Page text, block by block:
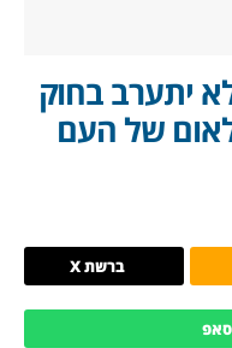
יתערב בחוק
של העם
ברשת X